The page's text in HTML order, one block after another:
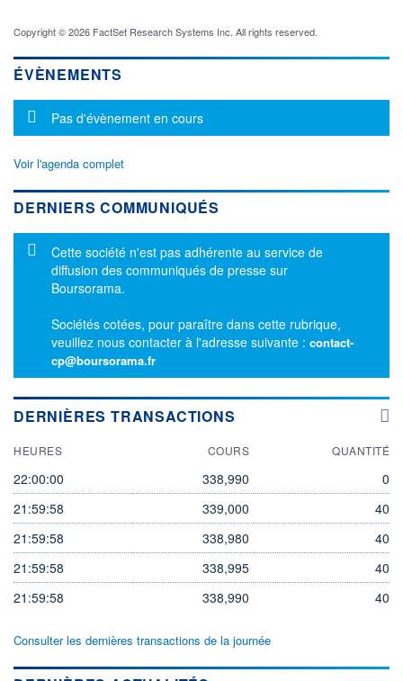
Copyright © 2026 FactSet Research Systems Inc. All rights reserved.
ÉVÈNEMENTS
Message d'information
Pas d'évènement en cours
Voir l'agenda complet
DERNIERS COMMUNIQUÉS
Message d'information
Cette société n'est pas adhérente au service de
diffusion des communiqués de presse sur
Boursorama.
Sociétés cotées, pour paraître dans cette rubrique,
veuillez nous contacter à l'adresse suivante : contact-
cp@boursorama.fr
DERNIÈRES TRANSACTIONS
HEURES COURS QUANTITÉ
22:00:00 338,990
0
21:59:58
339,000
40
21:59:58
338,980
40
21:59:58
338,995
40
21:59:58
338,990 40
Consulter les dernières transactions de la journée